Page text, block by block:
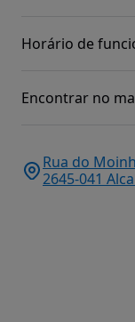
Horário de
Encontrar no
Rua do
2645-041